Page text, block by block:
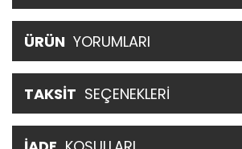
ÜRÜN YORUMLARI
TAKSİT SEÇENEKLERİ